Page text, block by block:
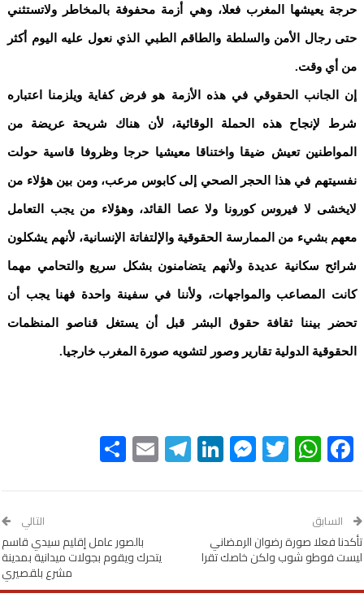
حرجة يعيشها المغرب فعلا، وهي أزمة محفوفة بالمخاطر ولاتستثني
حتى رجال الأمن والسلطة والطاقم الطبي الذي نعول عليه اليوم أكثر
من أي وقت.
إن الجانب الحقوقي في هذه الأزمة هو فرض كفاية ويلزمنا اعتباره
شرط لإنجاح هذه الحملة الوقائية، لأن هناك شريحة عريضة من
المواطنين تعيش ضيقا واختناقا معيشيا حرجا وظروفا قاسية حولت
نفسيتهم في هذا الحجر الصحي إلى كابوس مرعب، ومن بين هؤلاء من
لايخشى لا فيروس كورونا ولا عصا القائد، وهؤلاء من يجب التعامل
معهم بشيء من الممارسة الحقوقية والإلتفاتة الإنسانية، لأنهم يشكلون
شرائح سكانية عديدة ولأنهم يتضامنون بشكل سريع والتحامي مهما
كانت المصاعب والمواجهات، ولأننا في سفينة واحدة فهنا يجب أن
تحضر بيننا ثقافة حقوق البشر قبل أن يستغل قناصو المنظمات
الحقوقية الدولية تقارير وصور لتشويه صورة المغرب خارجيا.
Facebook
WhatsApp
Twitter
Messenger
LinkedIn
Telegram
Email
السابق
تأكدنا فعلا صورة رضوان الرمضاني
ليست فوطو شوب ولكن خاصك تقرا
التالي
بالصور عامل إقليم سيدي قاسم
يتحرك ويقوم بجولات ميدانية بمدينة
مشرع بلقصيري